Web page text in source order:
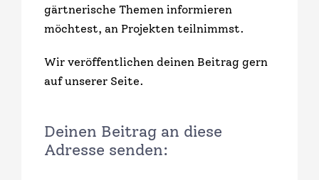
gärtnerische Themen informieren
möchtest, an Projekten teilnimmst.
Wir veröffentlichen deinen Beitrag gern
auf unserer Seite.
Deinen Beitrag an diese
Adresse senden: